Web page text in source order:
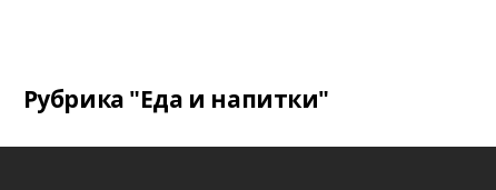
Рубрика "Еда и напитки"